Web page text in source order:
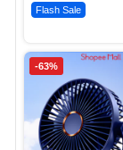
Flash Sale
-63%